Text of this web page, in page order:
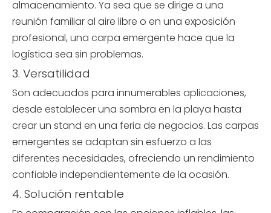
almacenamiento. Ya sea que se dirige a una
reunión familiar al aire libre o en una exposición
profesional, una carpa emergente hace que la
logística sea sin problemas.
3. Versatilidad
Son adecuados para innumerables aplicaciones,
desde establecer una sombra en la playa hasta
crear un stand en una feria de negocios. Las carpas
emergentes se adaptan sin esfuerzo a las
diferentes necesidades, ofreciendo un rendimiento
confiable independientemente de la ocasión.
4. Solución rentable